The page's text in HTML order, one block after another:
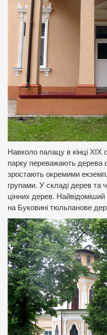
Навколо палацу в кінці ХІХ
парку переважають дерева
зростають окремими
групами. У складі дерев та
цінних дерев.
на Буковині тюльпанове